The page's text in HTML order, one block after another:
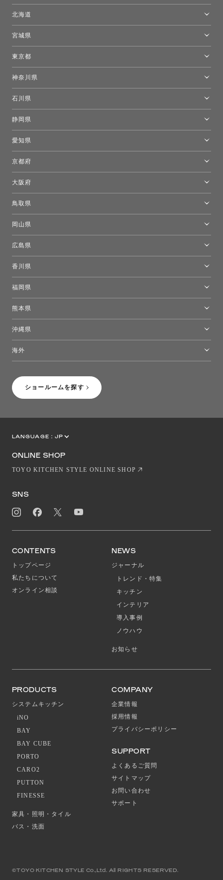
ショールームを探す
北海道
宮城県
東京都
モーイ東京
キーブー東京
FLOS｜フロスデザインスペース青山
神奈川県
石川県
静岡県
愛知県
京都府
大阪府
鳥取県
岡山県
広島県
香川県
福岡県
熊本県
沖縄県
海外
LANGUAGE : JP
ONLINE SHOP
TOYO KITCHEN STYLE ONLINE SHOP
SNS
CONTENTS
トップページ
私たちについて
オンライン相談
NEWS
ジャーナル
トレンド・特集
キッチン
インテリア
導入事例
ノウハウ
お知らせ
PRODUCTS
システムキッチン
iNO
BAY
BAY CUBE
PORTO
CARO2
PUTTON
FINESSE
家具・照明・タイル
バス・洗面
COMPANY
企業情報
採用情報
プライバシーポリシー
SUPPORT
よくあるご質問
サイトマップ
お問い合わせ
サポート
©TOYO KITCHEN STYLE Co.,Ltd. All RIGHTS RESERVED.